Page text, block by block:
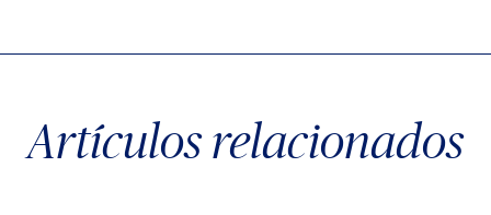
Artículos relacionados